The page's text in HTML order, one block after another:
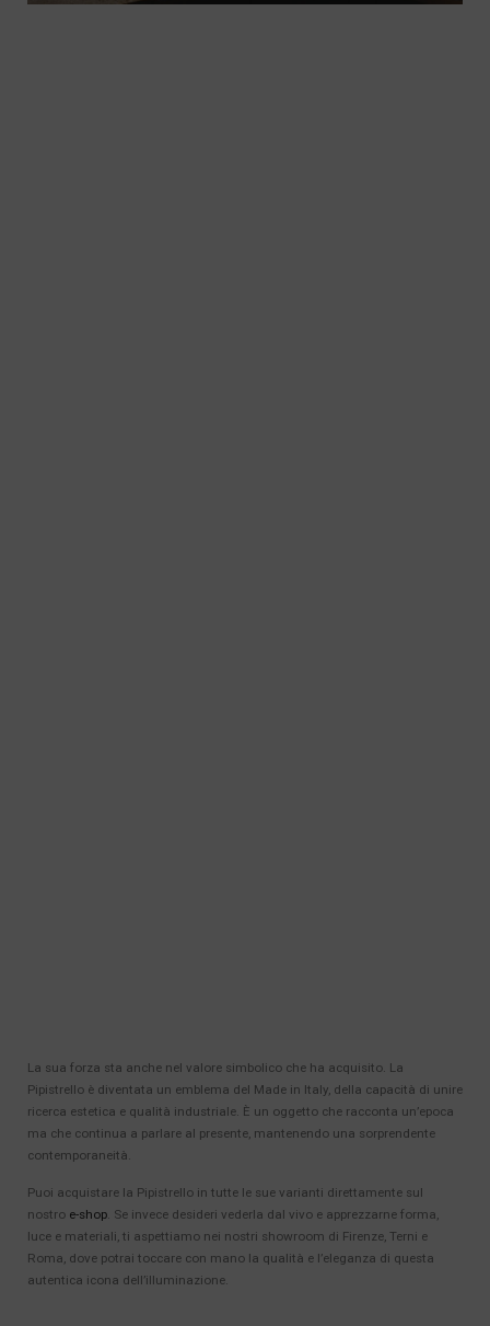
La sua forza sta anche nel valore simbolico che ha acquisito. La
Pipistrello è diventata un emblema del Made in Italy, della capacità di unire
ricerca estetica e qualità industriale. È un oggetto che racconta un’epoca
ma che continua a parlare al presente, mantenendo una sorprendente
contemporaneità.
Puoi acquistare la Pipistrello in tutte le sue varianti direttamente sul
nostro e-shop . Se invece desideri vederla dal vivo e apprezzarne forma,
luce e materiali, ti aspettiamo nei nostri showroom di Firenze, Terni e
Roma, dove potrai toccare con mano la qualità e l’eleganza di questa
autentica icona dell’illuminazione.